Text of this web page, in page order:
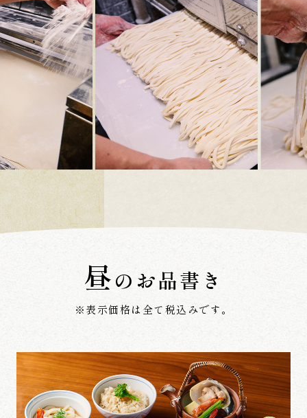
昼のお品書き
※表示価格は全て税込みです。